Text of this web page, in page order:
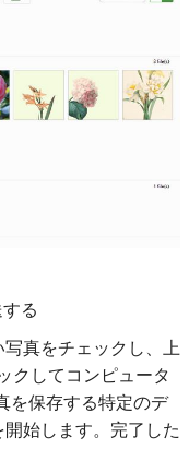
る
真をチェックし、上
クしてコンピュータ
を保存する特定のデ
始します。完了した